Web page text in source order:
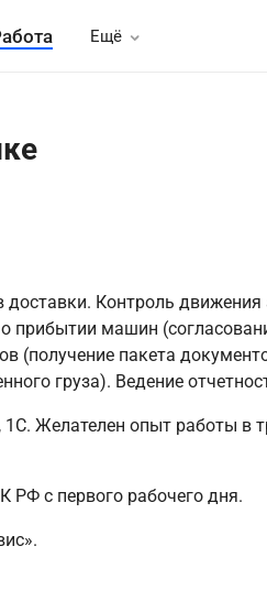
Ещё
Контроль движения
прибытии машин
(получение пакета
груза). Ведение
Желателен опыт работы в
РФ с первого рабочего дня.